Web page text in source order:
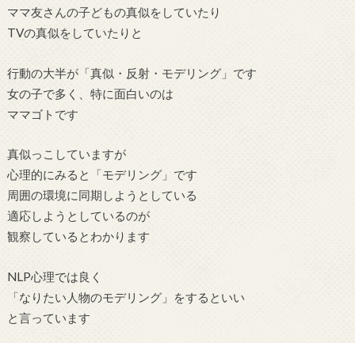
ママ友さんの子どもの真似をしていたり
TVの真似をしていたりと
行動の大半が「真似・反射・モデリング」です
女の子で多く、特に面白いのは
ママゴトです
真似っこしていますが
心理的にみると「モデリング」です
周囲の環境に同期しようとしている
適応しようとしているのが
観察しているとわかります
NLP心理では良く
「なりたい人物のモデリング」をするといい
と言っています